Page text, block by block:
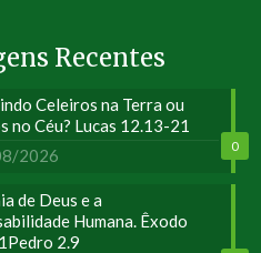
Recentes
0
Celeiros na Terra ou
no Céu? Lucas 12.13-21
2026
de Deus e a
Humana. Êxodo
2.9